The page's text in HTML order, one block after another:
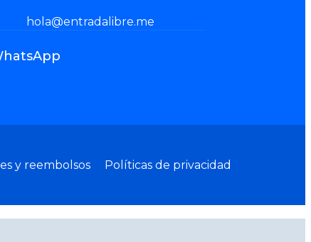
hola@entradalibre.me
y reembolsos Políticas de privacidad